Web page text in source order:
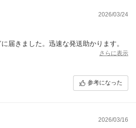
2026/03/24
届きました。迅速な発送助かります。
さらに表示
参考になった
2026/03/16